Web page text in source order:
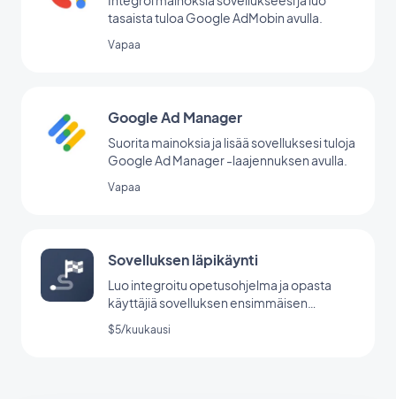
tasaista tuloa Google AdMobin avulla.
Vapaa
Google Ad Manager
Suorita mainoksia ja lisää sovelluksesi tuloja
Google Ad Manager -laajennuksen avulla.
Vapaa
Sovelluksen läpikäynti
Luo integroitu opetusohjelma ja opasta
käyttäjiä sovelluksen ensimmäisen
käynnistyksen aikana.
$5/kuukausi